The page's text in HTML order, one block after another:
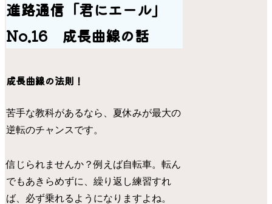
進路通信「君にエール」
No.16 成長曲線の話
成長曲線の法則！
苦手な教科があるなら、夏休みが最大の
逆転のチャンスです。
信じられませんか？例えば自転車。転ん
でもあきらめずに、繰り返し練習すれ
ば、必ず乗れるようになりますよね。